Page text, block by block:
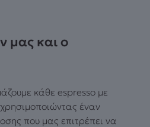
μας και ο
κάθε espresso με
έναν
που μας επιτρέπει να